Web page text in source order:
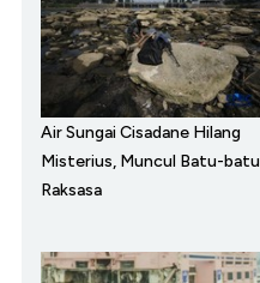
Air Sungai Cisadane Hilang
Misterius, Muncul Batu-batu
Raksasa